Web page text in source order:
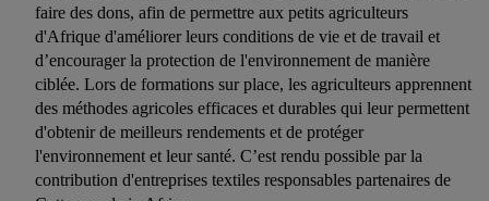
faire des dons, afin de permettre aux petits agriculteurs
d'Afrique d'améliorer leurs conditions de vie et de travail et
d’encourager la protection de l'environnement de manière
ciblée. Lors de formations sur place, les agriculteurs apprennent
des méthodes agricoles efficaces et durables qui leur permettent
d'obtenir de meilleurs rendements et de protéger
l'environnement et leur santé. C’est rendu possible par la
contribution d'entreprises textiles responsables partenaires de